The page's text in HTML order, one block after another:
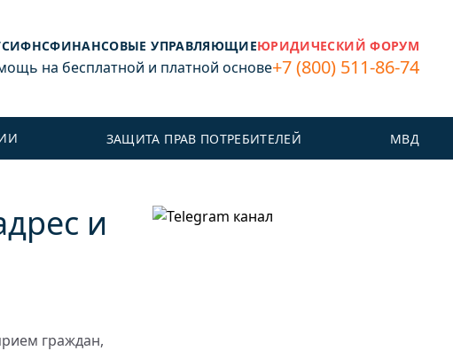
ИФНСФИНАНСОВЫЕ УПРАВЛЯЮЩИЕЮРИДИЧЕСКИЙ ФОРУМ
на бесплатной и платной основе+7 (800) 511-86-74
ЗАЩИТА ПРАВ ПОТРЕБИТЕЛЕЙ МВД
и
граждан,